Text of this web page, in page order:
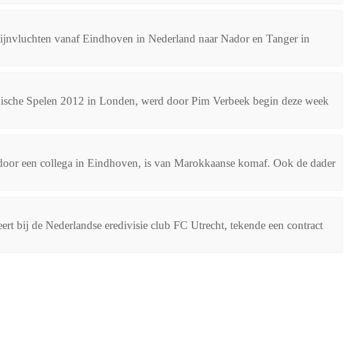
vanaf Eindhoven in Nederland naar Nador en Tanger in
Spelen 2012 in Londen, werd door Pim Verbeek begin deze week
een collega in Eindhoven, is van Marokkaanse komaf. Ook de dader
bij de Nederlandse eredivisie club FC Utrecht, tekende een contract